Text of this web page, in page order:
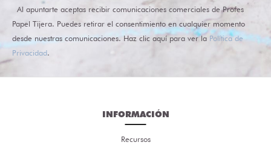
Al apuntarte aceptas recibir comunicaciones comerciales de Profes
Papel Tijera. Puedes retirar el consentimiento en cualquier momento
desde nuestras comunicaciones. Haz clic aquí para ver la Política de
Privacidad.
INFORMACIÓN
Recursos